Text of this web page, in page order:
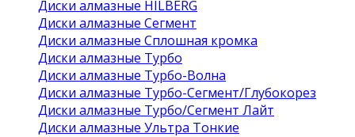
Диски алмазные HILBERG
Диски алмазные Сегмент
Диски алмазные Сплошная кромка
Диски алмазные Турбо
Диски алмазные Турбо-Волна
Диски алмазные Турбо-Сегмент/Глубокорез
Диски алмазные Турбо/Сегмент Лайт
Диски алмазные Ультра Тонкие